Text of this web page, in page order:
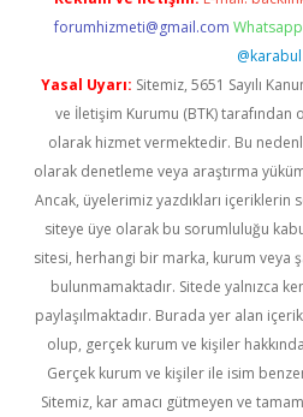
forumhizmeti@gmail.com
@karabul
Yasal Uyarı: Sitemiz, 5651 Sayılı
ve İletişim Kurumu (BTK) tarafından
olarak hizmet vermektedir. Bu
olarak denetleme veya araştırma
Ancak, üyelerimiz yazdıkları içeriklerin
siteye üye olarak bu sorumluluğu
sitesi, herhangi bir marka, kurum veya
bulunmamaktadır. Sitede yalnızca
paylaşılmaktadır. Burada yer alan
olup, gerçek kurum ve kişiler
Gerçek kurum ve kişiler ile isim
Sitemiz, kar amacı gütmeyen ve